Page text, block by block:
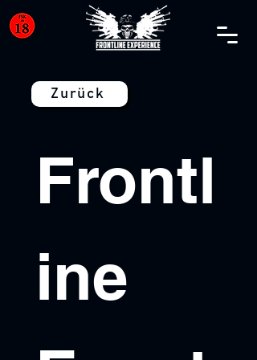
Zurück
Frontl
ine